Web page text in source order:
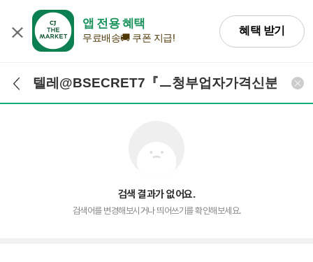
앱 전용 혜택
무료배송🚚 쿠폰 지급!
혜택 받기
검색어 입력 검
검색 결과가 없어요.
검색어를 변경해보시거나 띄어쓰기를 확인해보세요.